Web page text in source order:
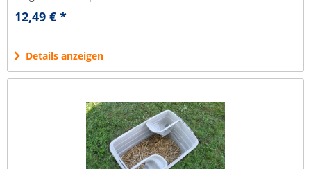
12,49 € *
Details anzeigen